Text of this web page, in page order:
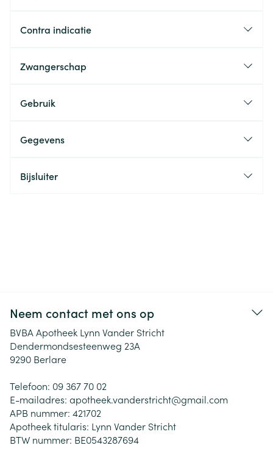
Contra indicatie
Zwangerschap
Gebruik
Gegevens
Bijsluiter
Neem contact met ons op
BVBA Apotheek Lynn Vander Stricht
Dendermondsesteenweg 23A
9290 Berlare
Telefoon: 09 367 70 02
E-mailadres: apotheek.vanderstricht@gmail.com
APB nummer: 421702
Apotheek titularis: Lynn Vander Stricht
BTW nummer: BE0543287694